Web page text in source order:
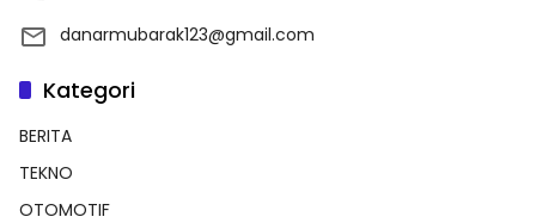
danarmubarak123@gmail.com
Kategori
BERITA
TEKNO
OTOMOTIF